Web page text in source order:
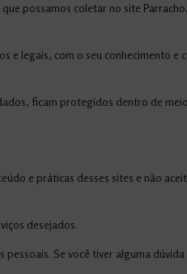
possamos coletar no site
e legais, com o seu conhecimento e
ficam protegidos dentro de
e práticas desses sites e não
desejados.
Se você tiver alguma